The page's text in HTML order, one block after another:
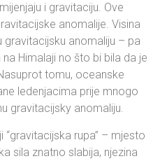
i gravitaciju. Ove
anomalije. Visina
gravitacijsku anomaliju – pa
Himalaji no što bi bila da je
tomu, oceanske
ledenjacima prije mnogo
gravitacijsky anomaliju.
rupa” – mjesto
sila znatno slabija, njezina